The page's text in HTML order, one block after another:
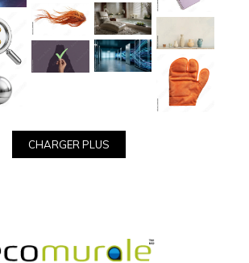
CHARGER PLUS